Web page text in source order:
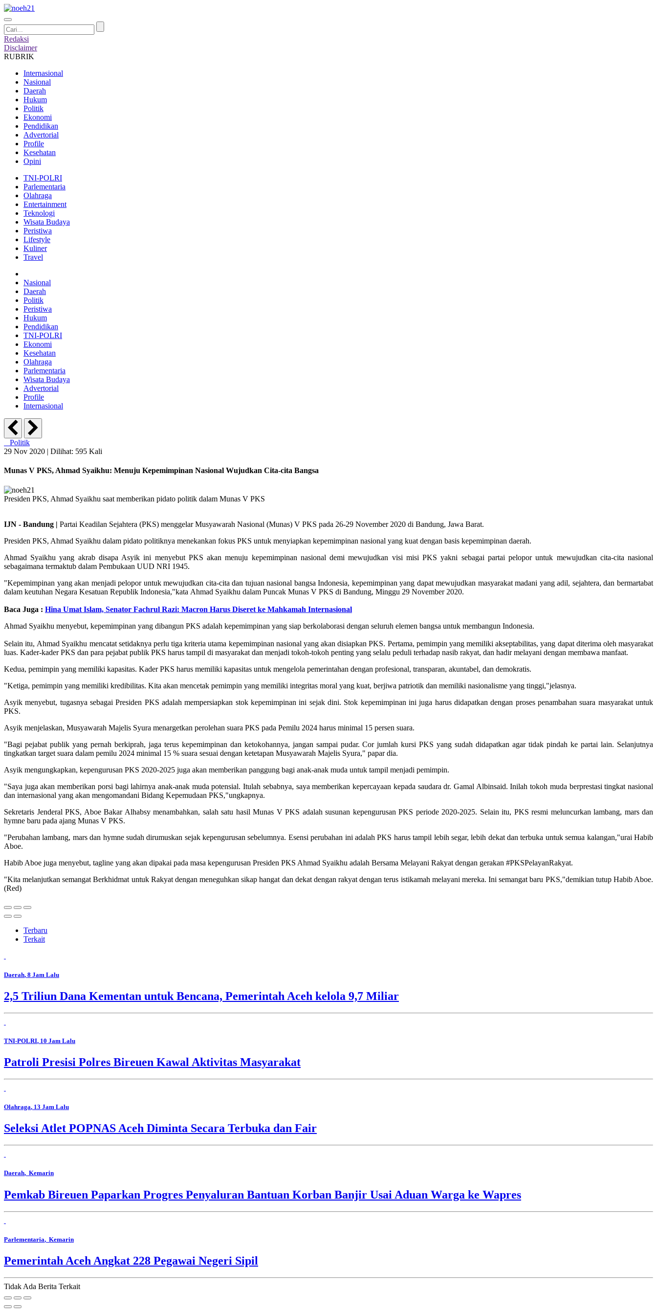
Redaksi
Disclaimer
RUBRIK
Internasional
Nasional
Daerah
Hukum
Politik
Ekonomi
Pendidikan
Advertorial
Profile
Kesehatan
Opini
TNI-POLRI
Parlementaria
Olahraga
Entertainment
Teknologi
Wisata Budaya
Peristiwa
Lifestyle
Kuliner
Travel
Nasional
Daerah
Politik
Peristiwa
Hukum
Pendidikan
TNI-POLRI
Ekonomi
Kesehatan
Olahraga
Parlementaria
Wisata Budaya
Advertorial
Profile
Internasional
Politik
29 Nov 2020 | Dilihat: 595 Kali
Munas V PKS, Ahmad Syaikhu: Menuju Kepemimpinan Nasional Wujudkan Cita-cita Bangsa
Presiden PKS, Ahmad Syaikhu saat memberikan pidato politik dalam Munas V PKS
IJN - Bandung | Partai Keadilan Sejahtera (PKS) menggelar Musyawarah Nasional (Munas) V PKS pada 26-29 November 2020 di Bandung, Jawa Barat.
Presiden PKS, Ahmad Syaikhu dalam pidato politiknya menekankan fokus PKS untuk menyiapkan kepemimpinan nasional yang kuat dengan basis kepemimpinan daerah.
Ahmad Syaikhu yang akrab disapa Asyik ini menyebut PKS akan menuju kepemimpinan nasional demi mewujudkan visi misi PKS yakni sebagai partai pelopor untuk mewujudkan cita-cita nasional
sebagaimana termaktub dalam Pembukaan UUD NRI 1945.
"Kepemimpinan yang akan menjadi pelopor untuk mewujudkan cita-cita dan tujuan nasional bangsa Indonesia, kepemimpinan yang dapat mewujudkan masyarakat madani yang adil, sejahtera, dan bermartabat
dalam keutuhan Negara Kesatuan Republik Indonesia,"kata Ahmad Syaikhu dalam Puncak Munas V PKS di Bandung, Minggu 29 November 2020.
Baca Juga : Hina Umat Islam, Senator Fachrul Razi: Macron Harus Diseret ke Mahkamah Internasional
Ahmad Syaikhu menyebut, kepemimpinan yang dibangun PKS adalah kepemimpinan yang siap berkolaborasi dengan seluruh elemen bangsa untuk membangun Indonesia.
Selain itu, Ahmad Syaikhu mencatat setidaknya perlu tiga kriteria utama kepemimpinan nasional yang akan disiapkan PKS. Pertama, pemimpin yang memiliki akseptabilitas, yang dapat diterima oleh masyarakat
luas. Kader-kader PKS dan para pejabat publik PKS harus tampil di masyarakat dan menjadi tokoh-tokoh penting yang selalu peduli terhadap nasib rakyat, dan hadir melayani dengan membawa manfaat.
Kedua, pemimpin yang memiliki kapasitas. Kader PKS harus memiliki kapasitas untuk mengelola pemerintahan dengan profesional, transparan, akuntabel, dan demokratis.
"Ketiga, pemimpin yang memiliki kredibilitas. Kita akan mencetak pemimpin yang memiliki integritas moral yang kuat, berjiwa patriotik dan memiliki nasionalisme yang tinggi,"jelasnya.
Asyik menyebut, tugasnya sebagai Presiden PKS adalah mempersiapkan stok kepemimpinan ini sejak dini. Stok kepemimpinan ini juga harus didapatkan dengan proses penambahan suara masyarakat untuk
PKS.
Asyik menjelaskan, Musyawarah Majelis Syura menargetkan perolehan suara PKS pada Pemilu 2024 harus minimal 15 persen suara.
"Bagi pejabat publik yang pernah berkiprah, jaga terus kepemimpinan dan ketokohannya, jangan sampai pudar. Cor jumlah kursi PKS yang sudah didapatkan agar tidak pindah ke partai lain. Selanjutnya
tingkatkan target suara dalam pemilu 2024 minimal 15 % suara sesuai dengan ketetapan Musyawarah Majelis Syura," papar dia.
Asyik mengungkapkan, kepengurusan PKS 2020-2025 juga akan memberikan panggung bagi anak-anak muda untuk tampil menjadi pemimpin.
"Saya juga akan memberikan porsi bagi lahirnya anak-anak muda potensial. Itulah sebabnya, saya memberikan kepercayaan kepada saudara dr. Gamal Albinsaid. Inilah tokoh muda berprestasi tingkat nasional
dan internasional yang akan mengomandani Bidang Kepemudaan PKS,"ungkapnya.
Sekretaris Jenderal PKS, Aboe Bakar Alhabsy menambahkan, salah satu hasil Munas V PKS adalah susunan kepengurusan PKS periode 2020-2025. Selain itu, PKS resmi meluncurkan lambang, mars dan
hymne baru pada ajang Munas V PKS.
"Perubahan lambang, mars dan hymne sudah dirumuskan sejak kepengurusan sebelumnya. Esensi perubahan ini adalah PKS harus tampil lebih segar, lebih dekat dan terbuka untuk semua kalangan,"urai Habib
Aboe.
Habib Aboe juga menyebut, tagline yang akan dipakai pada masa kepengurusan Presiden PKS Ahmad Syaikhu adalah Bersama Melayani Rakyat dengan gerakan #PKSPelayanRakyat.
"Kita melanjutkan semangat Berkhidmat untuk Rakyat dengan meneguhkan sikap hangat dan dekat dengan rakyat dengan terus istikamah melayani mereka. Ini semangat baru PKS,"demikian tutup Habib Aboe.
(Red)
Terbaru
Terkait
Daerah, 8 Jam Lalu
2,5 Triliun Dana Kementan untuk Bencana, Pemerintah Aceh kelola 9,7 Miliar
TNI-POLRI, 10 Jam Lalu
Patroli Presisi Polres Bireuen Kawal Aktivitas Masyarakat
Olahraga, 13 Jam Lalu
Seleksi Atlet POPNAS Aceh Diminta Secara Terbuka dan Fair
Daerah, Kemarin
Pemkab Bireuen Paparkan Progres Penyaluran Bantuan Korban Banjir Usai Aduan Warga ke Wapres
Parlementaria, Kemarin
Pemerintah Aceh Angkat 228 Pegawai Negeri Sipil
Tidak Ada Berita Terkait